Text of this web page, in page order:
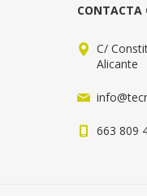
CONTACTA
C/
Alicante
663 809